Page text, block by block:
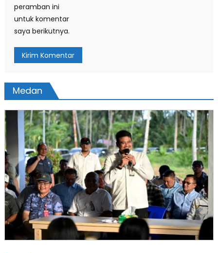
peramban ini
untuk komentar
saya berikutnya.
Medan